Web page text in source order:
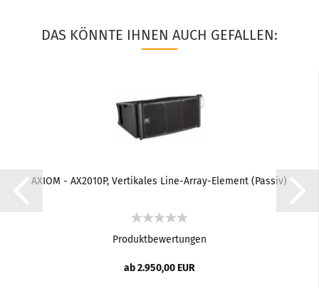
DAS KÖNNTE IHNEN AUCH GEFALLEN:
AXIOM - AX2010P, Vertikales Line-Array-Element (Passiv)
Produktbewertungen
ab 2.950,00 EUR